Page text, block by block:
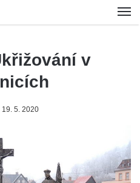
v
19. 5. 2020